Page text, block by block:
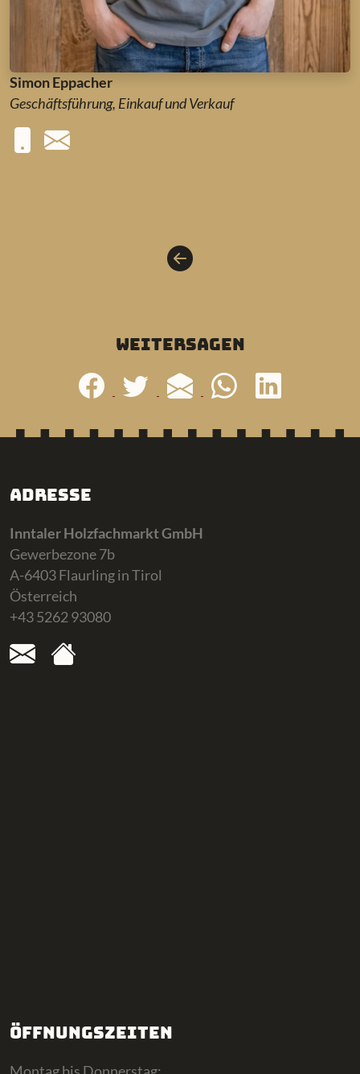
Simon Eppacher
Geschäftsführung, Einkauf und Verkauf
weitersagen
Adresse
Inntaler Holzfachmarkt GmbH
Gewerbezone 7b
A-6403 Flaurling in Tirol
Österreich
+43 5262 93080
Öffnungszeiten